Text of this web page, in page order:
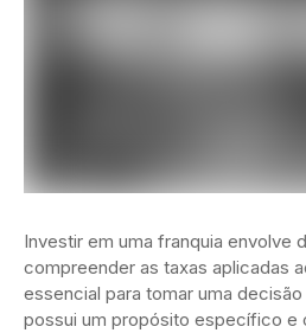
Investir em uma franquia envolve
compreender as taxas aplicadas
essencial para tomar uma
possui um propósito específico e